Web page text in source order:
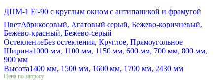
ДПМ-1 EI-90 с круглым окном с антипаникой и фрамугой
ЦветАбрикосовый, Агатовый серый, Бежево-коричневый,
Бежево-красный, Бежево-серый
ОстеклениеБез остекления, Круглое, Прямоугольное
Ширина1000 мм, 1100 мм, 1150 мм, 600 мм, 700 мм, 800 мм,
900 мм
Высота1400 мм, 1500 мм, 1600 мм, 1700 мм, 2430 мм
Цена по запросу